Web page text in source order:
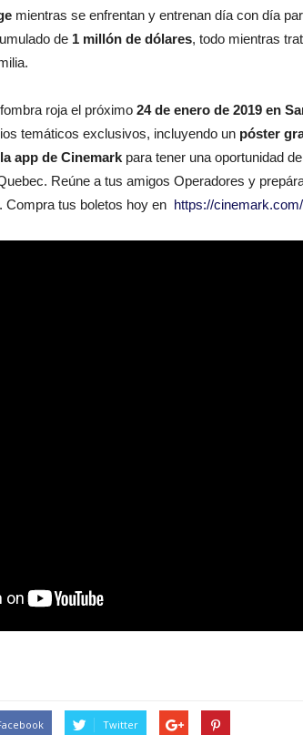
mientras se enfrentan y entrenan día con día
de 1 millón de dólares, todo mientras
roja el próximo 24 de enero de 2019 en
temáticos exclusivos, incluyendo un póster
app de Cinemark para tener una oportunidad
Reúne a tus amigos Operadores y
Compra tus boletos hoy en https://
Twitter